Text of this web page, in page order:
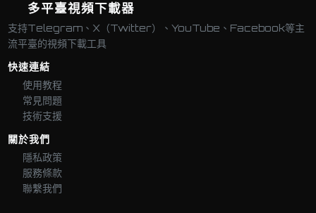
多平臺視頻下載器
支持Telegram、X（Twitter）、YouTube、Facebook等主
流平臺的視頻下載工具
快速連結
使用教程
常見問題
技術支援
關於我們
隱私政策
服務條款
聯繫我們